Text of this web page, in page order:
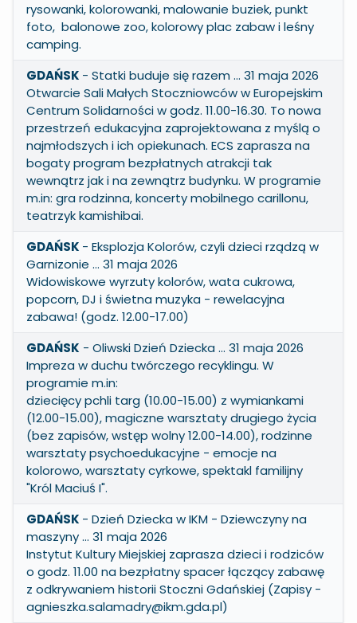
rysowanki, kolorowanki, malowanie buziek, punkt
foto, balonowe zoo, kolorowy plac zabaw i leśny
camping.
GDAŃSK - Statki buduje się razem … 31 maja 2026
Otwarcie Sali Małych Stoczniowców w Europejskim
Centrum Solidarności w godz. 11.00-16.30. To nowa
przestrzeń edukacyjna zaprojektowana z myślą o
najmłodszych i ich opiekunach. ECS zaprasza na
bogaty program bezpłatnych atrakcji tak
wewnątrz jak i na zewnątrz budynku. W programie
m.in: gra rodzinna, koncerty mobilnego carillonu,
teatrzyk kamishibai.
GDAŃSK - Eksplozja Kolorów, czyli dzieci rządzą w
Garnizonie … 31 maja 2026
Widowiskowe wyrzuty kolorów, wata cukrowa,
popcorn, DJ i świetna muzyka - rewelacyjna
zabawa! (godz. 12.00-17.00)
GDAŃSK - Oliwski Dzień Dziecka … 31 maja 2026
Impreza w duchu twórczego recyklingu. W
programie m.in:
dziecięcy pchli targ (10.00-15.00) z wymiankami
(12.00-15.00), magiczne warsztaty drugiego życia
(bez zapisów, wstęp wolny 12.00-14.00), rodzinne
warsztaty psychoedukacyjne - emocje na
kolorowo, warsztaty cyrkowe, spektakl familijny
"Król Maciuś I".
GDAŃSK - Dzień Dziecka w IKM - Dziewczyny na
maszyny … 31 maja 2026
Instytut Kultury Miejskiej zaprasza dzieci i rodziców
o godz. 11.00 na bezpłatny spacer łączący zabawę
z odkrywaniem historii Stoczni Gdańskiej (Zapisy -
agnieszka.salamadry@ikm.gda.pl)